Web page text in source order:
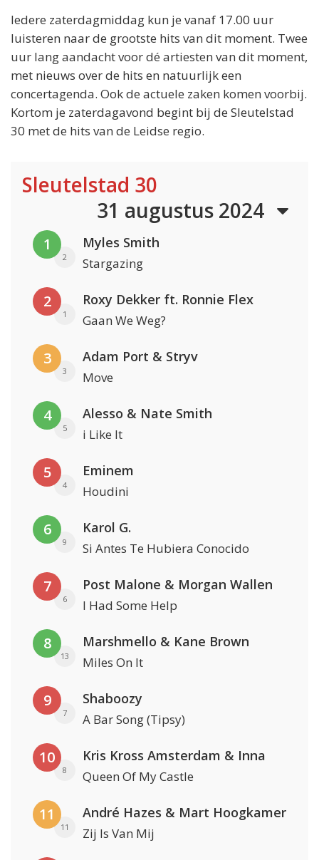
Iedere zaterdagmiddag kun je vanaf 17.00 uur
luisteren naar de grootste hits van dit moment. Twee
uur lang aandacht voor dé artiesten van dit moment,
met nieuws over de hits en natuurlijk een
concertagenda. Ook de actuele zaken komen voorbij.
Kortom je zaterdagavond begint bij de Sleutelstad
30 met de hits van de Leidse regio.
Sleutelstad 30
31 augustus 2024
1
2
Myles Smith
Stargazing
2
1
Roxy Dekker ft. Ronnie Flex
Gaan We Weg?
3
3
Adam Port & Stryv
Move
4
5
Alesso & Nate Smith
i Like It
5
4
Eminem
Houdini
6
9
Karol G.
Si Antes Te Hubiera Conocido
7
6
Post Malone & Morgan Wallen
I Had Some Help
8
13
Marshmello & Kane Brown
Miles On It
9
7
Shaboozy
A Bar Song (Tipsy)
10
8
Kris Kross Amsterdam & Inna
Queen Of My Castle
11
11
André Hazes & Mart Hoogkamer
Zij Is Van Mij